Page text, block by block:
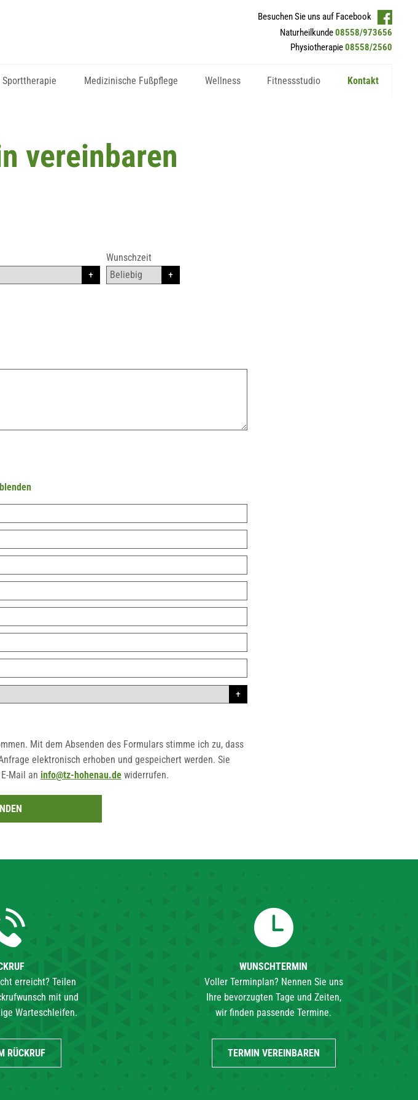
Besuchen Sie uns auf Facebook
Naturheilkunde08558/973656
Physiotherapie08558/2560
Sporttherapie Medizinische Fußpflege Wellness Fitnessstudio Kontakt
vereinbaren
Wunschzeit
Mit dem Absenden des Formulars stimme ich zu, dass
elektronisch erhoben und gespeichert werden. Sie
Mail an info@tz-hohenau.dewiderrufen.
erreicht? Teilen
mit und
Warteschleifen.
RÜCKRUF
WUNSCHTERMIN
Voller Terminplan? Nennen Sie uns
Ihre bevorzugten Tage und Zeiten,
wir finden passende Termine.
TERMIN VEREINBAREN